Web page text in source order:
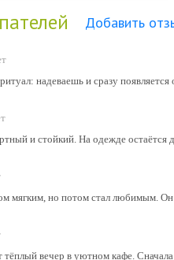
Добавить
надеваешь и сразу
и стойкий. На одежде остаётся
мягким, но потом стал любимым. Он
вечер в уютном кафе.